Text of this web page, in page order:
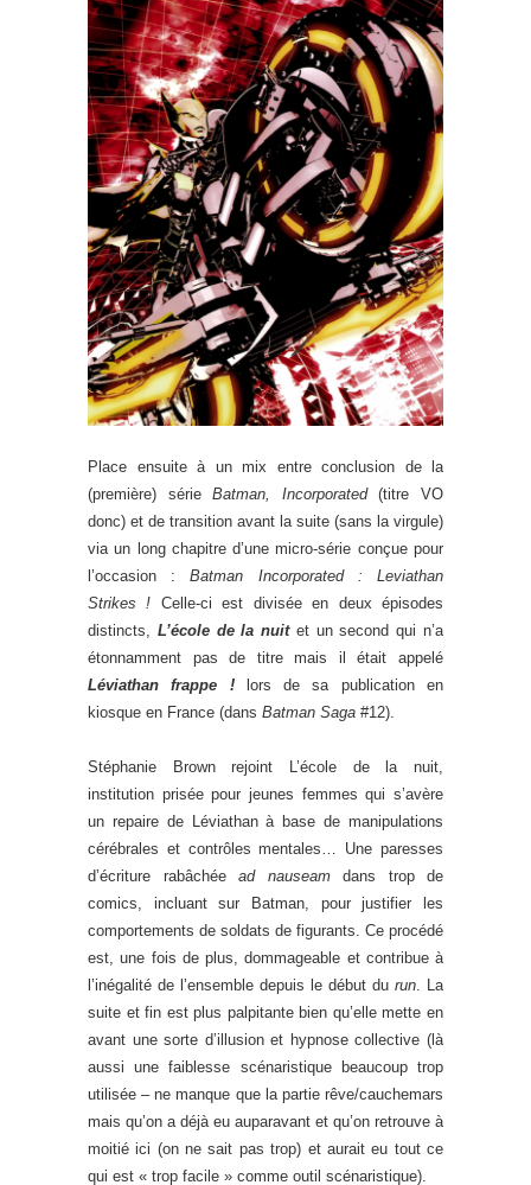
Place ensuite à un mix entre conclusion de la
(première) sérieBatman, Incorporated(titre VO
donc) et de transition avant la suite (sans la virgule)
via un long chapitre d’une micro-série conçue pour
l’occasion :Batman Incorporated : Leviathan
Strikes ! Celle-ci est divisée en deux épisodes
distincts, L’école de la nuitet un second qui n’a
étonnamment pas de titre mais il était appelé
Léviathan frappe !lors de sa publication en
kiosque en France (dans Batman Saga #12).
Stéphanie Brown rejoint L’école de la nuit,
institution prisée pour jeunes femmes qui s’avère
un repaire de Léviathan à base de manipulations
cérébrales et contrôles mentales… Une paresses
d’écriture rabâchée ad nauseamdans trop de
comics, incluant sur Batman, pour justifier les
comportements de soldats de figurants. Ce procédé
est, une fois de plus, dommageable et contribue à
l’inégalité de l’ensemble depuis le début du run . La
suite et fin est plus palpitante bien qu’elle mette en
avant une sorte d’illusion et hypnose collective (là
aussi une faiblesse scénaristique beaucoup trop
utilisée – ne manque que la partie rêve/cauchemars
mais qu’on a déjà eu auparavant et qu’on retrouve à
moitié ici (on ne sait pas trop) et aurait eu tout ce
qui est « trop facile » comme outil scénaristique).